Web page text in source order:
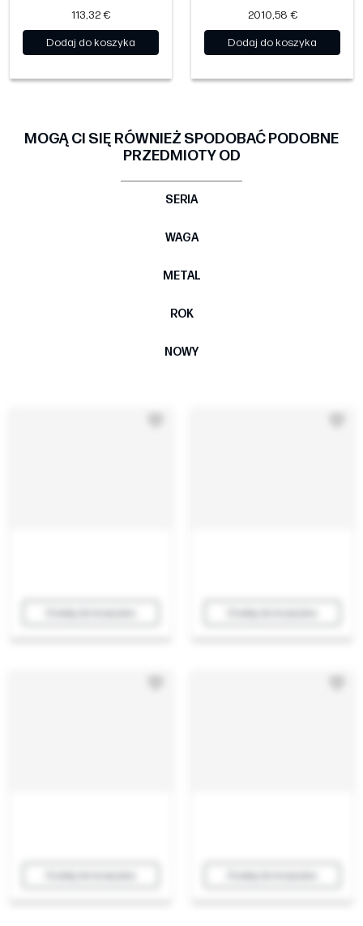
MONETA | 2026
113,32 €
Dodaj do koszyka
MONETA | 2026
2010,58 €
Dodaj do koszyka
MOGĄ CI SIĘ RÓWNIEŻ SPODOBAĆ PODOBNE
PRZEDMIOTY OD
SERIA
WAGA
METAL
ROK
NOWY